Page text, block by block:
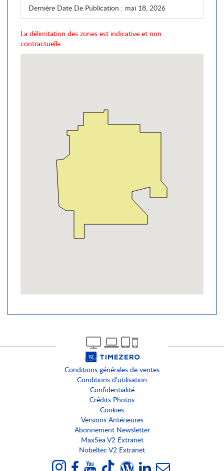
Dernière Date De Publication : mai 18, 2026
La délimitation des zones est indicative et non
contractuelle.
Conditions générales de ventes
Conditions d'utilisation
Confidentialité
Crédits Photos
Cookies
Versions Antérieures
Abonnement Newsletter
MaxSea V2 Extranet
Nobeltec V2 Extranet